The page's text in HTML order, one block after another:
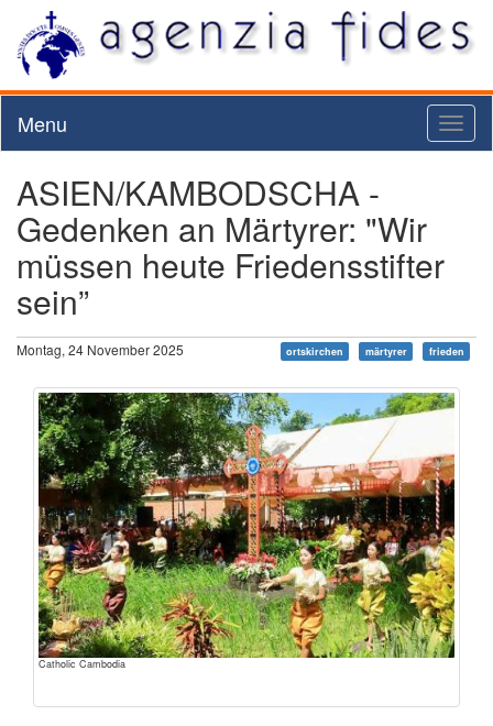
Menu
ASIEN/KAMBODSCHA -
Gedenken an Märtyrer: "Wir
müssen heute Friedensstifter
sein”
Montag, 24 November 2025 ortskirchen märtyrer frieden
Catholic Cambodia